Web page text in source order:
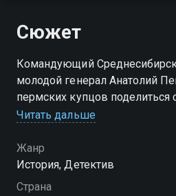
Сюжет
Командующий
молодой генерал Анатолий
пермских купцов
пользу нужд армии, угрожая
бриллиант…
Читать дальше
Жанр
История, Детектив
Страна